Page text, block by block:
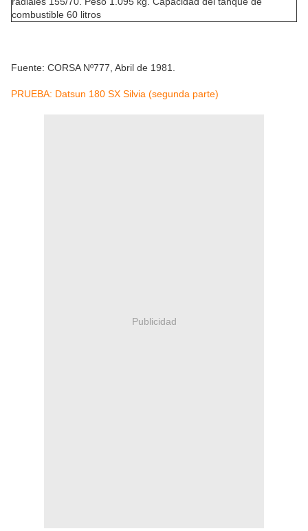
combustible 60 litros
Fuente: CORSA Nº777, Abril de 1981.
PRUEBA: Datsun 180 SX Silvia (segunda parte)
Publicidad